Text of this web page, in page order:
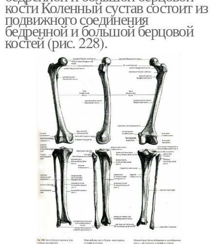
кости Коленный сустав состоит из
подвижного соединения
бедренной и большой берцовой
костей (рис. 228).